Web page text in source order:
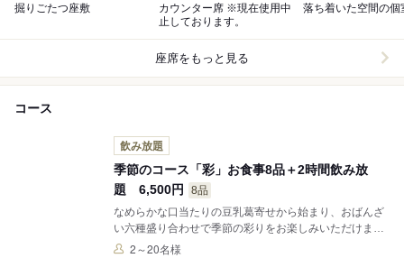
掘りごたつ座敷
カウンター席 ※現在使用中
止しております。
落ち着いた空間の個
座席をもっと見る
コース
飲み放題
季節のコース「彩」お食事8品＋2時間飲み放
題 6,500円
8品
なめらかな口当たりの豆乳葛寄せから始まり、おばんざ
い六種盛り合わせで季節の彩りをお楽しみいただけま
す。 メインには、旨味豊かな富嶽白鶏のグリル焼きをト2～20名様